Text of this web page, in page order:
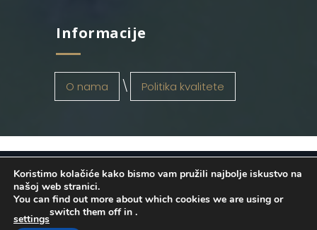
Informacije
O nama Politika kvalitete
OSATINA GRUPA d.o.o. 2026
. Configured
byINFOS Osijek. Sva prava pridržana.
Koristimo kolačiće kako bismo vam pružili najbolje iskustvo na
našoj web stranici.
You can find out more about which cookies we are using or
switch them off in
settings
.